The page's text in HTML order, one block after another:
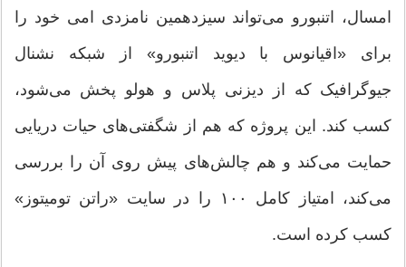
امسال، اتنبورو می‌تواند سیزدهمین نامزدی امی خود را
برای «اقیانوس با دیوید اتنبورو» از شبکه نشنال
جیوگرافیک که از دیزنی پلاس و هولو پخش می‌شود،
کسب کند. این پروژه که هم از شگفتی‌های حیات دریایی
حمایت می‌کند و هم چالش‌های پیش روی آن را بررسی
می‌کند، امتیاز کامل ۱۰۰ را در سایت «راتن تومیتوز»
کسب کرده است.